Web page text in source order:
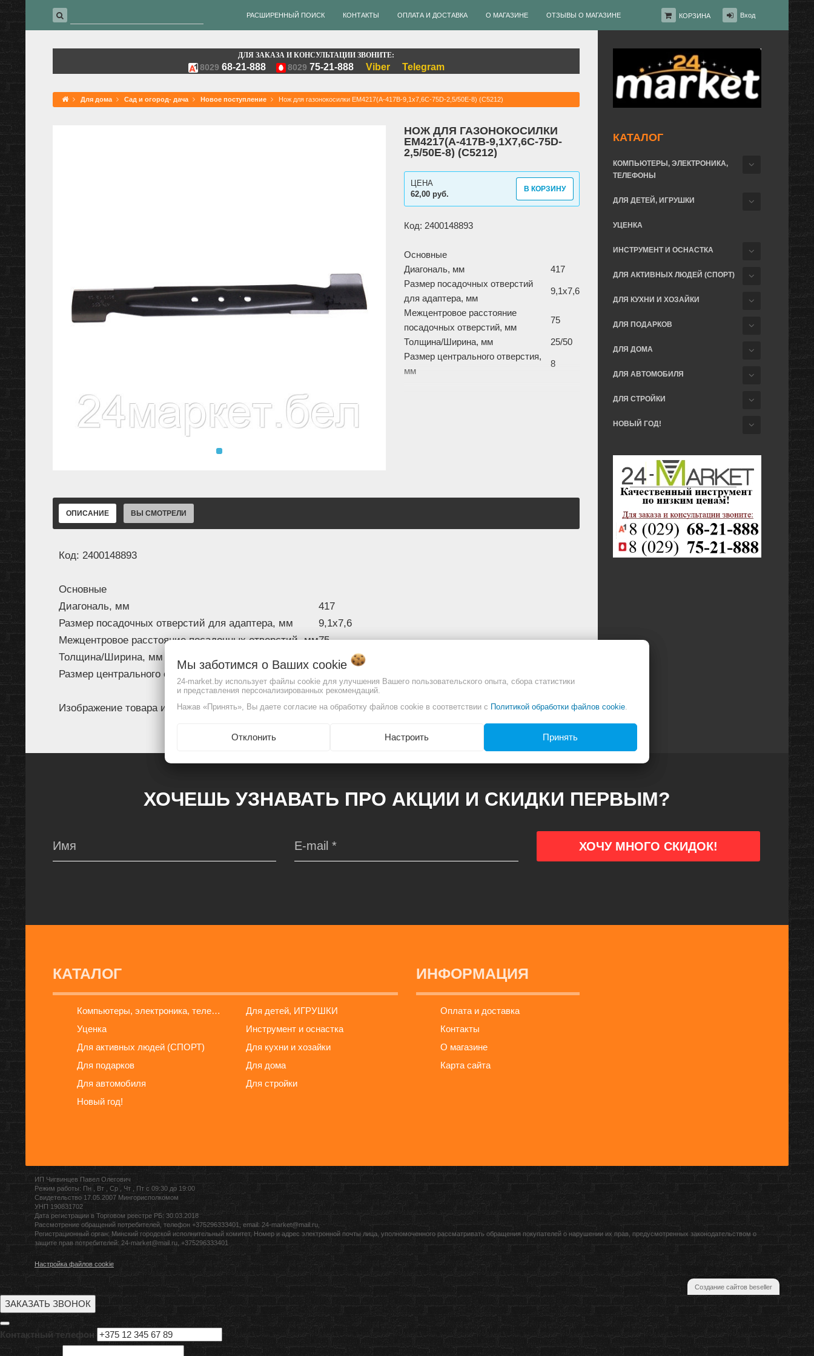
КОРЗИНА Вход
РАСШИРЕННЫЙ ПОИСК КОНТАКТЫ ОПЛАТА И ДОСТАВКА О МАГАЗИНЕ ОТЗЫВЫ О МАГАЗИНЕ
КАТАЛОГ
КОМПЬЮТЕРЫ, ЭЛЕКТРОНИКА,
ТЕЛЕФОНЫ
ДЛЯ ДЕТЕЙ, ИГРУШКИ
УЦЕНКА
ИНСТРУМЕНТ И ОСНАСТКА
ДЛЯ АКТИВНЫХ ЛЮДЕЙ (СПОРТ)
ДЛЯ КУХНИ И ХОЗАЙКИ
ДЛЯ ПОДАРКОВ
ДЛЯ ДОМА
ДЛЯ АВТОМОБИЛЯ
ДЛЯ СТРОЙКИ
НОВЫЙ ГОД!
ДЛЯ ЗАКАЗА И КОНСУЛЬТАЦИИ ЗВОНИТЕ:
8029 68-21-888 8029 75-21-888 Viber Telegram
Для дома Сад и огород- дача Новое поступление Нож для газонокосилки EM4217(A-417B-9,1x7,6C-75D-2,5/50E-8) (C5212)
НОЖ ДЛЯ ГАЗОНОКОСИЛКИ
EM4217(A-417B-9,1X7,6C-75D-
2,5/50E-8) (C5212)
62,00 руб.
ЦЕНА
В КОРЗИНУ
Код: 2400148893
Основные
Диагональ, мм
417
Размер посадочных отверстий
для адаптера, мм
9,1х7,6
Межцентровое расстояние
посадочных отверстий, мм
75
Толщина/Ширина, мм
25/50
Размер центрального отверстия,
мм
8
ОПИСАНИЕ ВЫ СМОТРЕЛИ
Код: 2400148893
Основные
Диагональ, мм
417
Размер посадочных отверстий для адаптера, мм
9,1х7,6
Межцентровое расстояние посадочных отверстий, мм75
Толщина/Ширина, мм
25/50
Размер центрального отверстия, мм
Изображение товара и комплектация могут отличаться. СмотретьПолное описание:
ХОЧЕШЬ УЗНАВАТЬ ПРО АКЦИИ И СКИДКИ ПЕРВЫМ?
КАТАЛОГ
Компьютеры, электроника, телефоны
Для детей, ИГРУШКИ
Уценка
Инструмент и оснастка
Для активных людей (СПОРТ)
Для кухни и хозайки
Для подарков
Для дома
Для автомобиля
Для стройки
Новый год!
ИНФОРМАЦИЯ
Оплата и доставка
Контакты
О магазине
Карта сайта
ИП Чигвинцев Павел Олегович
Режим работы: Пн , Вт , Ср , Чт , Пт c 09:30 до 19:00
Свидетельство 17.05.2007 Мингорисполкомом
УНП 190831702
Дата регистрации в Торговом реестре РБ: 30.03.2018
Рассмотрение обращений потребителей, телефон +375296333401, email: 24-market@mail.ru,
Регистрационный орган: Минский городской исполнительный комитет, Номер и адрес электронной почты лица, уполномоченного рассматривать обращения покупателей о нарушении их прав, предусмотренных законодательством о
защите прав потребителей: 24-market@mail.ru, +375296333401
Настройка файлов cookie
Создание сайтов beseller
Мы заботимся о Ваших cookie
24-market.by использует файлы cookie для улучшения Вашего пользовательского опыта, сбора статистики
и представления персонализированных рекомендаций.
Нажав «Принять», Вы даете согласие на обработку файлов cookie в соответствии с Политикой обработки файлов cookie.
Отклонить Настроить Принять
ЗАКАЗАТЬ ЗВОНОК
Контактный телефон